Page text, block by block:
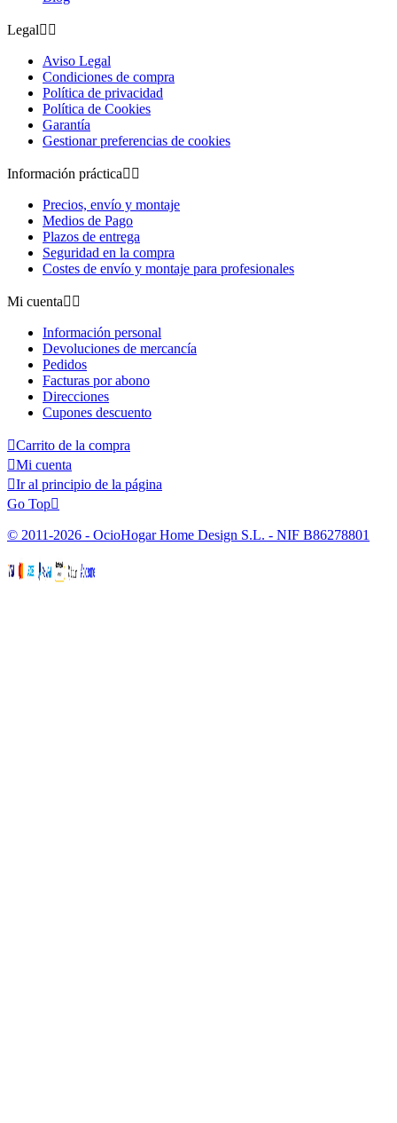
Legal 
Aviso Legal
Condiciones de compra
Política de privacidad
Política de Cookies
Garantía
Gestionar preferencias de cookies
Información práctica 
Precios, envío y montaje
Medios de Pago
Plazos de entrega
Seguridad en la compra
Costes de envío y montaje para profesionales
Mi cuenta 
Información personal
Devoluciones de mercancía
Pedidos
Facturas por abono
Direcciones
Cupones descuento
Carrito de la compra
Mi cuenta
Ir al principio de la página
Go Top
© 2011-2026 - OcioHogar Home Design S.L. - NIF B86278801